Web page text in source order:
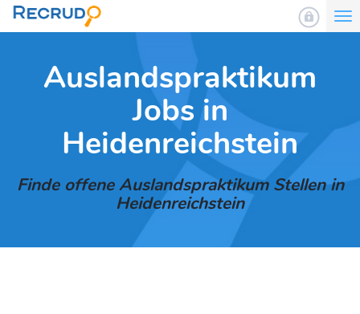
Auslandspraktikum
Jobs in
Heidenreichstein
Finde offene Auslandspraktikum Stellen in
Heidenreichstein